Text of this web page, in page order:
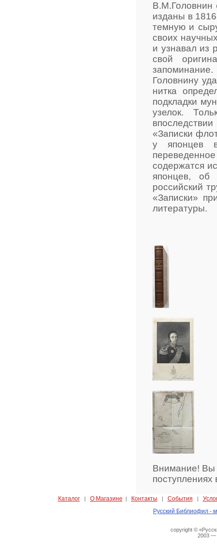
В.М.Головнин
изданы в
темную и
своих
и узнавал из
свой
Головнину
нитка
подкладки
узелок.
«Записки
у японцев
содержатся
японцев, об
российский
«Записки»
литературы.
Внимание! Вы
Каталог| О Магазине | Контакты | События |
Русский Библиофил -
copyright ©
2003 —